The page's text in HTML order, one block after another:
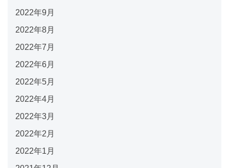
2022年9月
2022年8月
2022年7月
2022年6月
2022年5月
2022年4月
2022年3月
2022年2月
2022年1月